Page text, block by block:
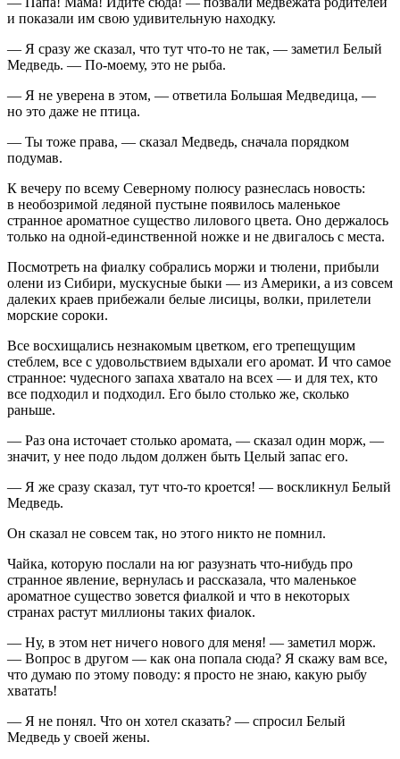
и показали им свою удивительную находку.
— Я сразу же сказал, что тут что-то не так, — заметил Белый
Медведь. — По-моему, это не рыба.
— Я не уверена в этом, — ответила Большая Медведица, —
но это даже не птица.
— Ты тоже права, — сказал Медведь, сначала порядком
подумав.
К вечеру по всему Северному полюсу разнеслась новость:
в необозримой ледяной пустыне появилось маленькое
странное ароматное существо лилового цвета. Оно держалось
только на одной-единственной ножке и не двигалось с места.
Посмотреть на фиалку собрались моржи и тюлени, прибыли
олени из Сибири, мускусные быки — из Америки, а из совсем
далеких краев прибежали белые лисицы, волки, прилетели
морские сороки.
Все восхищались незнакомым цветком, его трепещущим
стеблем, все с удовольствием вдыхали его аромат. И что самое
странное: чудесного запаха хватало на всех — и для тех, кто
все подходил и подходил. Его было столько же, сколько
раньше.
— Раз она источает столько аромата, — сказал один морж, —
значит, у нее подо льдом должен быть Целый запас его.
— Я же сразу сказал, тут что-то кроется! — воскликнул Белый
Медведь.
Он сказал не совсем так, но этого никто не помнил.
Чайка, которую послали на юг разузнать что-нибудь про
странное явление, вернулась и рассказала, что маленькое
ароматное существо зовется фиалкой и что в некоторых
странах растут миллионы таких фиалок.
— Ну, в этом нет ничего нового для меня! — заметил морж.
— Вопрос в другом — как она попала сюда? Я скажу вам все,
что думаю по этому поводу: я просто не знаю, какую рыбу
хватать!
— Я не понял. Что он хотел сказать? — спросил Белый
Медведь у своей жены.